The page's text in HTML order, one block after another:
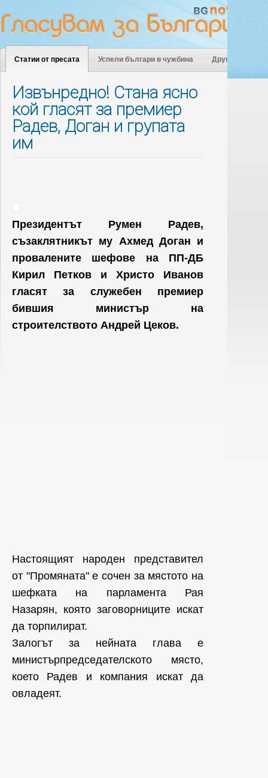
Статии от пресата Успели българи в чужбина Други
Извънредно! Стана ясно
кой гласят за премиер
Радев, Доган и групата
им
Президентът Румен Радев,
съзаклятникът му Ахмед Доган и
провалените шефове на ПП-ДБ
Кирил Петков и Христо Иванов
гласят за служебен премиер
бившия министър на
строителството Андрей Цеков.
Настоящият народен представител
от "Промяната" е сочен за мястото на
шефката на парламента Рая
Назарян, която заговорниците искат
да торпилират.
Залогът за нейната глава е
министърпредседателското място,
което Радев и компания искат да
овладеят.